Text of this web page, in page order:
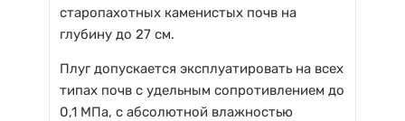
старопахотных каменистых почв на
глубину до 27 см.
Плуг допускается эксплуатировать на всех
типах почв с удельным сопротивлением до
0,1 МПа, с абсолютной влажностью